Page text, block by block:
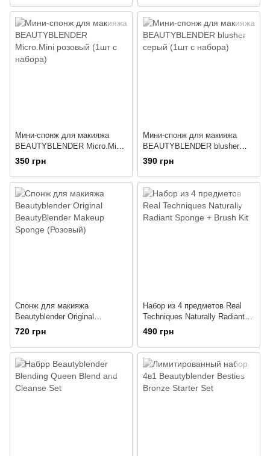
Мини-спонж для макияжа
BEAUTYBLENDER Micro.Mini
розовый (1шт с набора)
350 грн
Мини-спонж для макияжа
BEAUTYBLENDER blusher
серый (1шт с набора)
390 грн
Спонж для макияжа
Beautyblender Original
BeautyBlender Makeup Sponge
(Розовый)
720 грн
Набор из 4 предметов Real
Techniques Naturally Radiant
Sponge + Brush Kit
490 грн